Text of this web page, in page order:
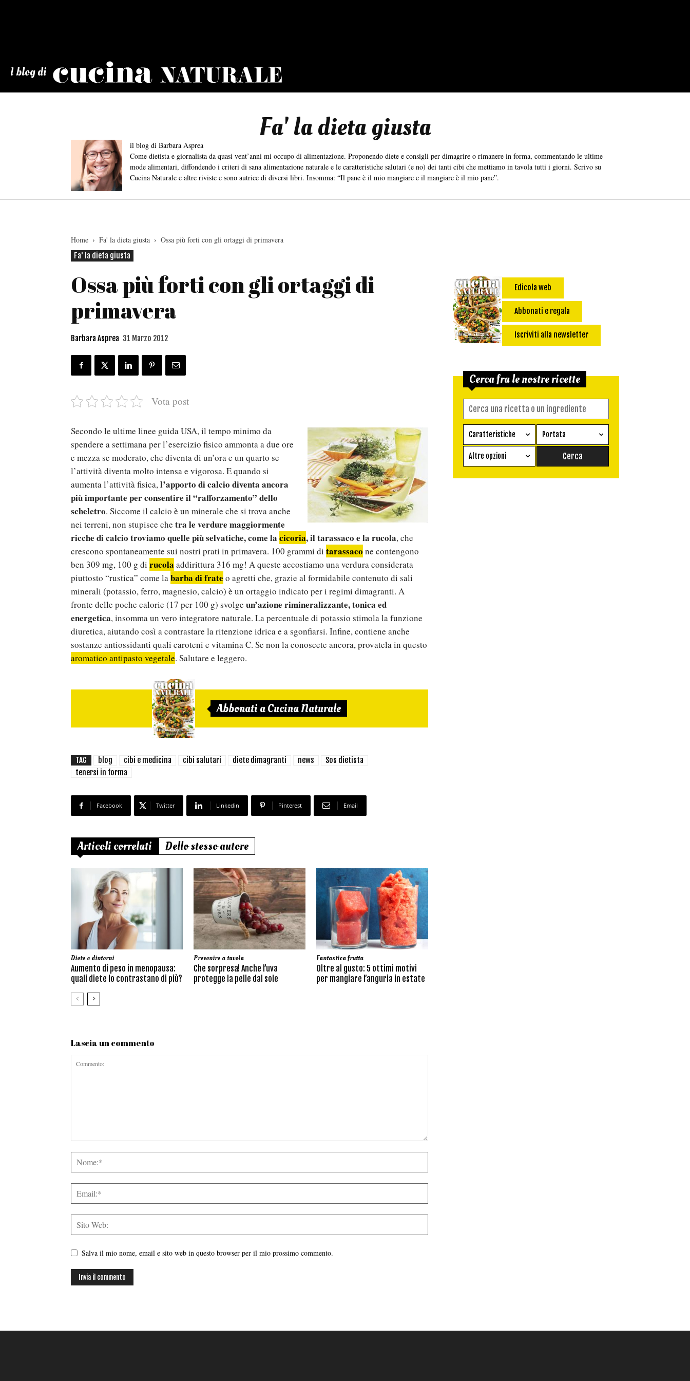
I blog di Naturale
Fa' la dieta giusta
il blog di Barbara Asprea
Come dietista e giornalista da quasi vent’anni mi occupo di alimentazione. Proponendo diete e consigli per dimagrire o rimanere in forma, commentando le ultime
mode alimentari, diffondendo i criteri di sana alimentazione naturale e le caratteristiche salutari (e no) dei tanti cibi che mettiamo in tavola tutti i giorni. Scrivo su
Cucina Naturale e altre riviste e sono autrice di diversi libri. Insomma: “Il pane è il mio mangiare e il mangiare è il mio pane”.
Home Fa' la dieta giusta
Ossa più forti con gli ortaggi di primavera
Fa' la dieta giusta
Ossa più forti con gli ortaggi di
primavera
Barbara Asprea 31 Marzo 2012
Vota post
Secondo le ultime linee guida USA, il tempo minimo da
spendere a settimana per l’esercizio fisico ammonta a due ore
e mezza se moderato, che diventa di un’ora e un quarto se
l’attività diventa molto intensa e vigorosa. E quando si
aumenta l’attività fisica,l’apporto di calcio diventa ancora
più importante per consentire il “rafforzamento” dello
scheletro. Siccome il calcio è un minerale che si trova anche
nei terreni, non stupisce che tra le verdure maggiormente
ricche di calcio troviamo quelle più selvatiche, come la cicoria, il tarassaco e la rucola, che
crescono spontaneamente sui nostri prati in primavera. 100 grammi di tarassaco ne contengono
ben 309 mg, 100 g di rucola addirittura 316 mg! A queste accostiamo una verdura considerata
piuttosto “rustica” come labarba di frate o agretti che, grazie al formidabile contenuto di sali
minerali (potassio, ferro, magnesio, calcio) è un ortaggio indicato per i regimi dimagranti. A
fronte delle poche calorie (17 per 100 g) svolge un’azione rimineralizzante, tonica ed
energetica, insomma un vero integratore naturale. La percentuale di potassio stimola la funzione
diuretica, aiutando così a contrastare la ritenzione idrica e a sgonfiarsi. Infine, contiene anche
sostanze antiossidanti quali caroteni e vitamina C. Se non la conoscete ancora, provatela in questo
aromatico antipasto vegetale. Salutare e leggero.
Abbonati a Cucina Naturale
TAG blog cibi e medicina cibi salutari diete dimagranti news
Sos dietista
tenersi in forma
Facebook Twitter Linkedin Pinterest Email
Articoli correlati Dello stesso autore
Diete e dintorni
Aumento di peso in menopausa:
quali diete lo contrastano di più?
Prevenire a tavola
Che sorpresa! Anche l’uva
protegge la pelle dal sole
Fantastica frutta
Oltre al gusto: 5 ottimi motivi
per mangiare l’anguria in estate
Lascia un commento
Salva il mio nome, email e sito web in questo browser per il mio prossimo commento.
Edicola web
Abbonati e regala
Iscriviti alla newsletter
Cerca fra le nostre ricette
Caratteristiche
Ricetta vegetariana
Senza glutine
Portata
Antipasto
Conserva
Altre opzioni